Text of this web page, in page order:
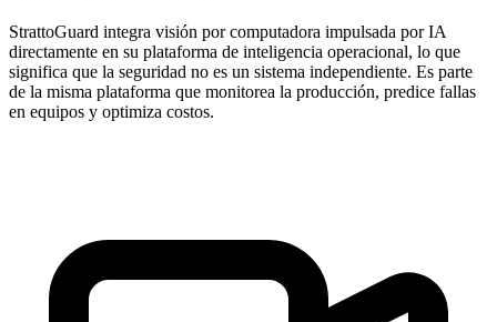
StrattoGuard integra visión por computadora impulsada por IA
directamente en su plataforma de inteligencia operacional, lo que
significa que la seguridad no es un sistema independiente. Es parte
de la misma plataforma que monitorea la producción, predice fallas
en equipos y optimiza costos.